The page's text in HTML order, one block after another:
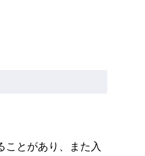
ことがあり、また入